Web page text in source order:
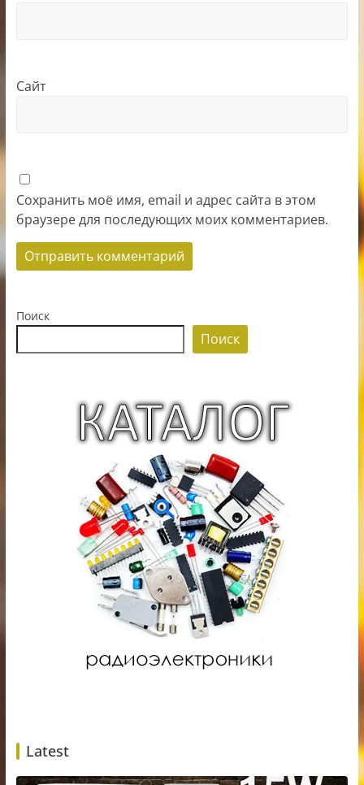
Сайт
Сохранить моё имя, email и адрес сайта в этом
браузере для последующих моих комментариев.
Поиск
Поиск
Latest